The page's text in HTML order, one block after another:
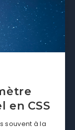
CSS
souvent à la